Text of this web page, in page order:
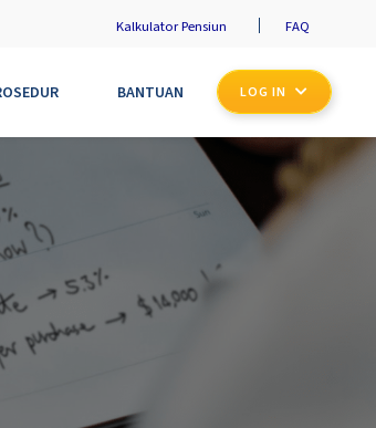
Kalkulator Pensiun FAQ
BANTUAN LOG IN